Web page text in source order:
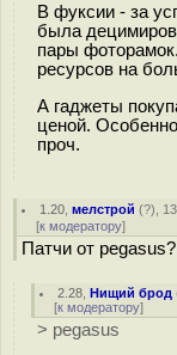
В фуксии - за
была
пары
ресурсов на
А гаджеты
ценой.
проч.
1.20 ,мелстрой (?),
[к модератору]
Патчи от pegasus?
2.28 ,Нищий брод
[к модератору]
> pegasus